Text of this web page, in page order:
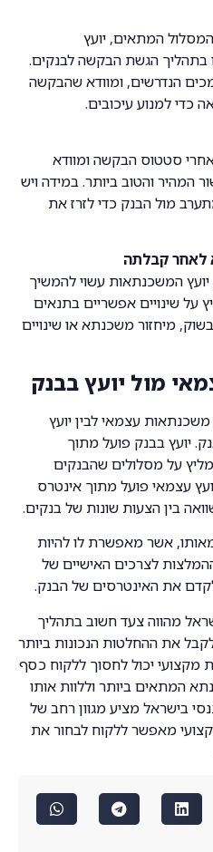
המתאים, יועץ
בתהליך הגשת הבקשה לבנקים.
הנדרשים, ומוודא שהבקשה
כדי למנוע עיכובים.
סטטוס הבקשה ומוודא
המהיר והטוב ביותר. במידה ויש
מול הבנק כדי לזרז את
לאחר קבלתה
המשכנתאות עשוי להמשיך
על שינויים אפשריים בתנאים
מיחזור משכנתא או שינויים
מול יועץ בבנק
עצמאי לבין יועץ
יועץ בבנק פועל מתוך
על מסלולים שהבנקים
עצמאי פועל מתוך אינטרס
בין הצעות שונות של בנקים.
אשר מאפשרת לו להיות
לצרכים האישיים של
את האינטרסים של הבנק.
מהווה צעד חשוב בתהליך
את ההחלטות הנכונות ביותר
מקצועי יכול לחסוך ללקוח כסף
המתאים ביותר וללוות אותו
בישראל מציע מגוון רחב של
מאפשר ללקוח לבחור את